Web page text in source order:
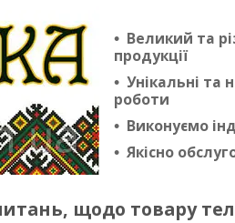
Великий та
продукції
Унікальні та
роботи
Виконуємо
Якісно
щодо товару